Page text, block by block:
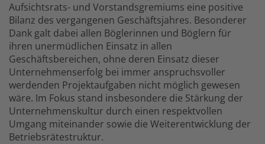
Aufsichtsrats- und Vorstandsgremiums eine positive
Bilanz des vergangenen Geschäftsjahres. Besonderer
Dank galt dabei allen Böglerinnen und Böglern für
ihren unermüdlichen Einsatz in allen
Geschäftsbereichen, ohne deren Einsatz dieser
Unternehmenserfolg bei immer anspruchsvoller
werdenden Projektaufgaben nicht möglich gewesen
wäre. Im Fokus stand insbesondere die Stärkung der
Unternehmenskultur durch einen respektvollen
Umgang miteinander sowie die Weiterentwicklung der
Betriebsrätestruktur.